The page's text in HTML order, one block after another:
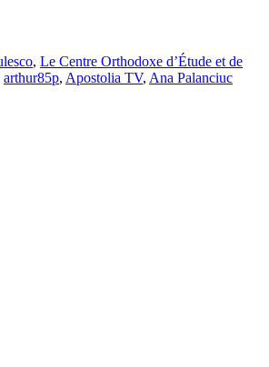
, Le Centre Orthodoxe d’Étude et de
arthur85p, Apostolia TV, Ana Palanciuc